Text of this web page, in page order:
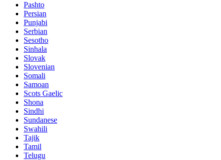
Pashto
Persian
Punjabi
Serbian
Sesotho
Sinhala
Slovak
Slovenian
Somali
Samoan
Scots Gaelic
Shona
Sindhi
Sundanese
Swahili
Tajik
Tamil
Telugu